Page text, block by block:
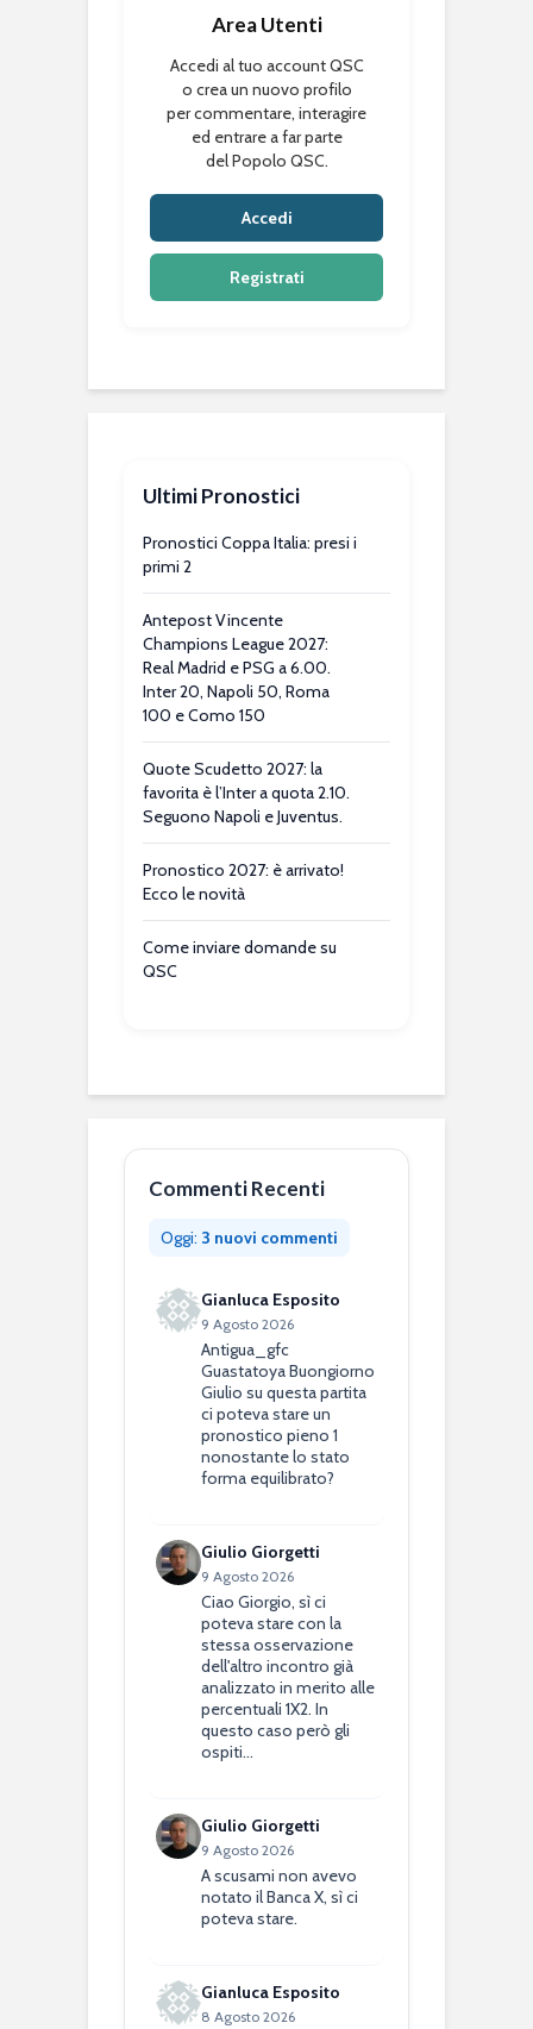
Area Utenti
Accedi al tuo account QSC
o crea un nuovo profilo
per commentare, interagire
ed entrare a far parte
del Popolo QSC.
Accedi
Registrati
Ultimi Pronostici
Pronostici Coppa Italia: presi i
primi 2
Antepost Vincente
Champions League 2027:
Real Madrid e PSG a 6.00.
Inter 20, Napoli 50, Roma
100 e Como 150
Quote Scudetto 2027: la
favorita è l’Inter a quota 2.10.
Seguono Napoli e Juventus.
Pronostico 2027: è arrivato!
Ecco le novità
Come inviare domande su
QSC
Commenti Recenti
Oggi: 3 nuovi commenti
Gianluca Esposito
9 Agosto 2026
Antigua_gfc
Guastatoya Buongiorno
Giulio su questa partita
ci poteva stare un
pronostico pieno 1
nonostante lo stato
forma equilibrato?
Giulio Giorgetti
9 Agosto 2026
Ciao Giorgio, sì ci
poteva stare con la
stessa osservazione
dell'altro incontro già
analizzato in merito alle
percentuali 1X2. In
questo caso però gli
ospiti…
Giulio Giorgetti
9 Agosto 2026
A scusami non avevo
notato il Banca X, sì ci
poteva stare.
Gianluca Esposito
8 Agosto 2026